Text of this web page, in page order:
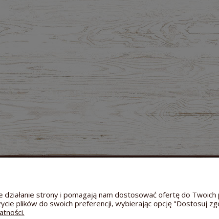
Przechowalnia
Reklamacja towaru
Bezpieczeństwo dostawy
działanie strony i pomagają nam dostosować ofertę do
plików do swoich preferencji, wybierając opcję "Dostosuj